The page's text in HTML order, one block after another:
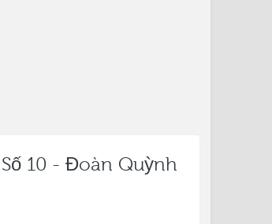
10 - Đoàn Quỳnh